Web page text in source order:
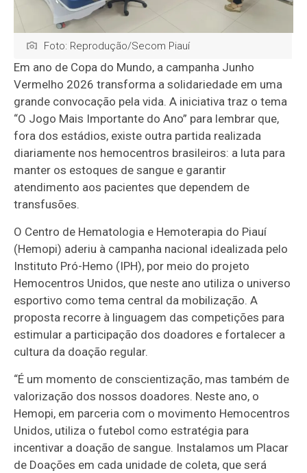
Foto: Reprodução/Secom Piauí
Em ano de Copa do Mundo, a campanha Junho
Vermelho 2026 transforma a solidariedade em uma
grande convocação pela vida. A iniciativa traz o tema
“O Jogo Mais Importante do Ano” para lembrar que,
fora dos estádios, existe outra partida realizada
diariamente nos hemocentros brasileiros: a luta para
manter os estoques de sangue e garantir
atendimento aos pacientes que dependem de
transfusões.
O Centro de Hematologia e Hemoterapia do Piauí
(Hemopi) aderiu à campanha nacional idealizada pelo
Instituto Pró-Hemo (IPH), por meio do projeto
Hemocentros Unidos, que neste ano utiliza o universo
esportivo como tema central da mobilização. A
proposta recorre à linguagem das competições para
estimular a participação dos doadores e fortalecer a
cultura da doação regular.
“É um momento de conscientização, mas também de
valorização dos nossos doadores. Neste ano, o
Hemopi, em parceria com o movimento Hemocentros
Unidos, utiliza o futebol como estratégia para
incentivar a doação de sangue. Instalamos um Placar
de Doações em cada unidade de coleta, que será